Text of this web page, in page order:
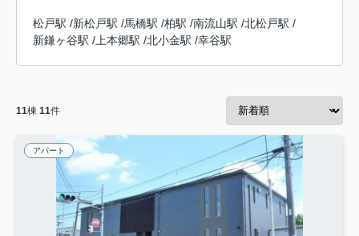
松戸駅 /新松戸駅 /馬橋駅 /柏駅 /南流山駅 /北松戸駅 /
新鎌ヶ谷駅 / 上本郷駅 /北小金駅 /幸谷駅
11棟 11件
アパート